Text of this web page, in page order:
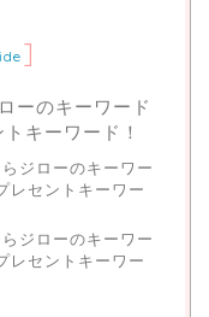
]
ーのキーワード
キーワード！
ジローのキーワー
レセントキーワー
ジローのキーワー
レセントキーワー